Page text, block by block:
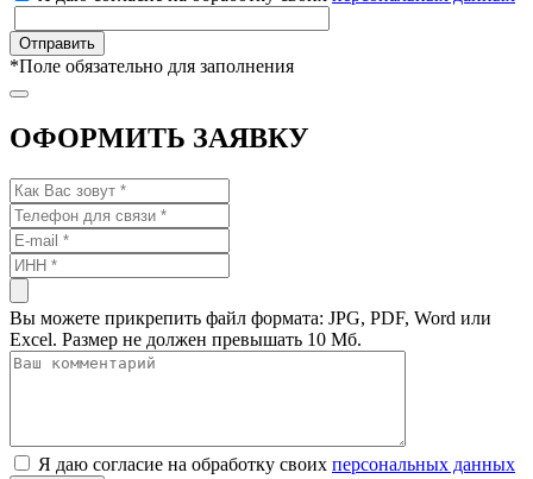
*Поле обязательно для заполнения
ОФОРМИТЬ ЗАЯВКУ
Вы можете прикрепить файл формата: JPG, PDF, Word или
Excel. Размер не должен превышать 10 Мб.
Я даю согласие на обработку своих персональных данных